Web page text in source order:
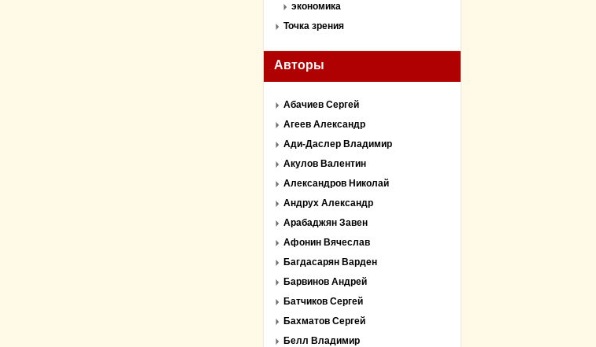
экономика
Точка зрения
Авторы
Абачиев Сергей
Агеев Александр
Ади-Даслер Владимир
Акулов Валентин
Александров Николай
Андрух Александр
Арабаджян Завен
Афонин Вячеслав
Багдасарян Варден
Барвинов Андрей
Батчиков Сергей
Бахматов Сергей
Белл Владимир